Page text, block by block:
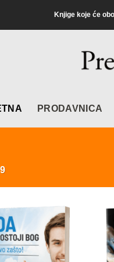
Knjige koje će
PRODAVNICA